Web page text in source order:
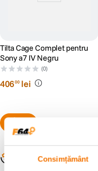
Consimțământ
Tilta Cage Complet pentru
Sony a7 IV Negru
(0)
40600 lei
Populare în